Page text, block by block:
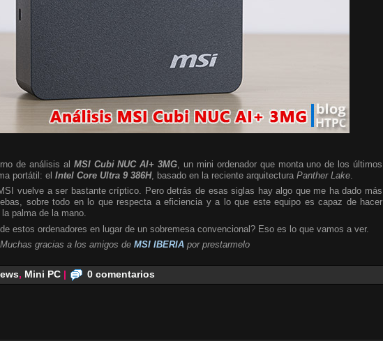
de análisis al MSI Cubi NUC AI+ 3MG , un mini ordenador que monta uno de los últimos
portátil: el Intel Core Ultra 9 386H, basado en la reciente arquitectura Panther Lake
vuelve a ser bastante críptico. Pero detrás de esas siglas hay algo que me ha dado más
sobre todo en lo que respecta a eficiencia y a lo que este equipo es capaz de hacer
palma de la mano.
estos ordenadores en lugar de un sobremesa convencional? Eso es lo que vamos a ver.
Muchas gracias a los amigos de MSI IBERIA por prestarmelo
, Mini PC | 0 comentarios